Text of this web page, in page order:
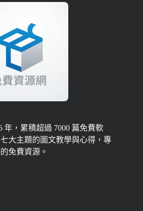
年，累積超過 7000 篇免費軟
大主題的圖文教學與心得，專
免費資源。